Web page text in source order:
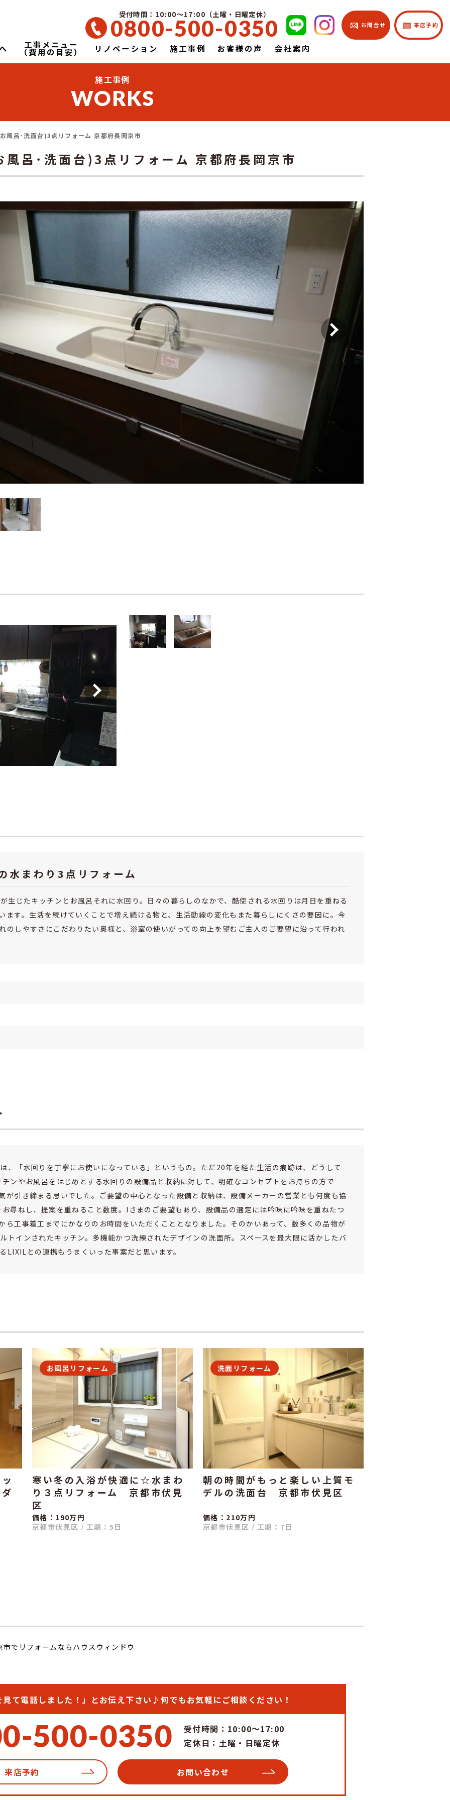
| お問合せ | 来店予約
受付時間：10:00～17:00（土曜・日曜定休）
0800-500-0350
工事メニュー
（費用の目安） リノベーション 施工事例 お客様の声 会社案内
施工事例
WORKS
風呂･洗面台)3点リフォーム 京都府長岡京市
呂･洗面台)3点リフォーム 京都府長岡京市
水まわり3点リフォーム
生じたキッチンとお風呂それに水回り。日々の暮らしのなかで、酷使される水回りは月日を重ねる
ます。生活を続けていくことで増え続ける物と、生活動線の変化もまた暮らしにくさの要因に。今
のしやすさにこだわりたい奥様と、浴室の使いがっての向上を望むご主人のご要望に沿って行われ
、「水回りを丁寧にお使いになっている」というもの。ただ20年を経た生活の痕跡は、どうして
ンやお風呂をはじめとする水回りの設備品と収納に対して、明確なコンセプトをお持ちの方で
が引き締まる思いでした。ご要望の中心となった設備と収納は、設備メーカーの営業とも何度も協
尋ねし、提案を重ねること数度。Iさまのご要望もあり、設備品の選定には吟味に吟味を重ねたつ
ら工事着工までにかなりのお時間をいただくこととなりました。そのかいあって、数多くの品物が
トインされたキッチン。多機能かつ洗練されたデザインの洗面所。スペースを最大限に活かしたバ
LIXILとの連携もうまくいった事案だと思います。
お風呂リフォーム
寒い冬の入浴が快適に☆水まわ
り３点リフォーム 京都市伏見
区
価格：190万円
京都市伏見区 / 工期：5日
洗面リフォーム
朝の時間がもっと楽しい上質モ
デルの洗面台 京都市伏見区
価格：210万円
京都市伏見区 / 工期：7日
市でリフォームならハウスウィンドウ
て電話しました！」 とお伝え下さい♪ 何でもお気軽にご相談ください！
500-0350
受付時間：10:00～17:00
定休日：土曜・日曜定休
来店予約 お問い合わせ